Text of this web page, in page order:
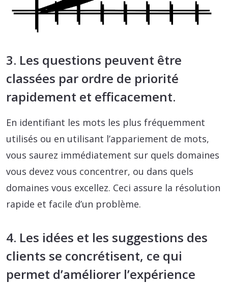
3. Les questions peuvent être
classées par ordre de priorité
rapidement et efficacement.
En identifiant les mots les plus fréquemment
utilisés ou en utilisant l’appariement de mots,
vous saurez immédiatement sur quels domaines
vous devez vous concentrer, ou dans quels
domaines vous excellez. Ceci assure la résolution
rapide et facile d’un problème.
4. Les idées et les suggestions des
clients se concrétisent, ce qui
permet d’améliorer l’expérience